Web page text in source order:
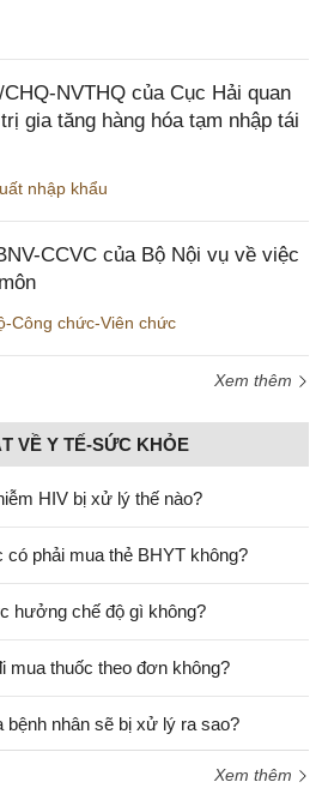
NVTHQ của Cục Hải quan
gia tăng hàng hóa tạm nhập tái
nhập khẩu
CCVC của Bộ Nội vụ về việc
Công chức-Viên chức
Xem thêm
VỀ Y TẾ-SỨC KHỎE
HIV bị xử lý thế nào?
có phải mua thẻ BHYT không?
hưởng chế độ gì không?
mua thuốc theo đơn không?
bệnh nhân sẽ bị xử lý ra sao?
Xem thêm